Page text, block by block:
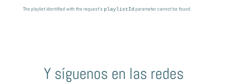
The playlist identified with the request's playlistId parameter cannot be found.
Y síguenos en las redes